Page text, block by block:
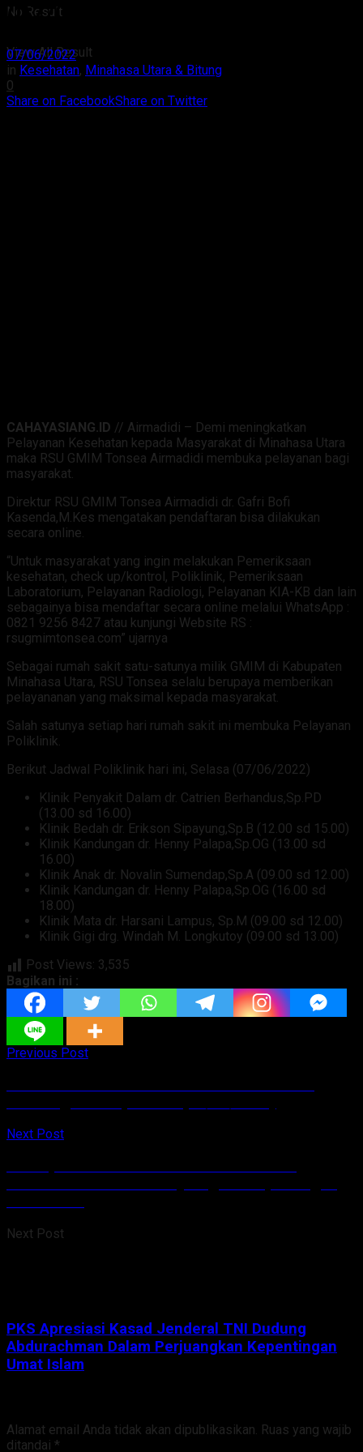
No Result
View All Result
(07/06/2022)
07/06/2022
in Kesehatan, Minahasa Utara & Bitung
0
Share on FacebookShare on Twitter
CAHAYASIANG.ID // Airmadidi – Demi meningkatkan
Pelayanan Kesehatan kepada Masyarakat di Minahasa Utara
maka RSU GMIM Tonsea Airmadidi membuka pelayanan bagi
masyarakat.
Direktur RSU GMIM Tonsea Airmadidi dr. Gafri Bofi
Kasenda,M.Kes mengatakan pendaftaran bisa dilakukan
secara online.
“Untuk masyarakat yang ingin melakukan Pemeriksaan
kesehatan, check up/kontrol, Poliklinik, Pemeriksaan
Laboratorium, Pelayanan Radiologi, Pelayanan KIA-KB dan lain
sebagainya bisa mendaftar secara online melalui WhatsApp :
0821 9256 8427 atau kunjungi Website RS :
rsugmimtonsea.com” ujarnya
Sebagai rumah sakit satu-satunya milik GMIM di Kabupaten
Minahasa Utara, RSU Tonsea selalu berupaya memberikan
pelayananan yang maksimal kepada masyarakat.
Salah satunya setiap hari rumah sakit ini membuka Pelayanan
Poliklinik.
Berikut Jadwal Poliklinik hari ini, Selasa (07/06/2022)
Klinik Penyakit Dalam dr. Catrien Berhandus,Sp.PD
(13.00 sd 16.00)
Klinik Bedah dr. Erikson Sipayung,Sp.B (12.00 sd 15.00)
Klinik Kandungan dr. Henny Palapa,Sp.OG (13.00 sd
16.00)
Klinik Anak dr. Novalin Sumendap,Sp.A (09.00 sd 12.00)
Klinik Kandungan dr. Henny Palapa,Sp.OG (16.00 sd
18.00)
Klinik Mata dr. Harsani Lampus, Sp.M (09.00 sd 12.00)
Klinik Gigi drg. Windah M. Longkutoy (09.00 sd 13.00)
Post Views: 3,535
Bagikan ini :
Previous Post
Next Post
Next Post
PKS Apresiasi Kasad Jenderal TNI Dudung
Abdurachman Dalam Perjuangkan Kepentingan
Umat Islam
Alamat email Anda tidak akan dipublikasikan. Ruas yang wajib
ditandai *